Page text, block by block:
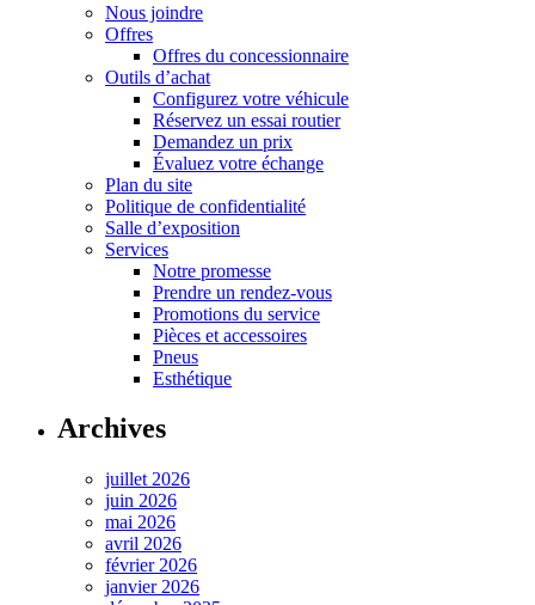
Nous joindre
Offres
Offres du concessionnaire
Outils d’achat
Configurez votre véhicule
Réservez un essai routier
Demandez un prix
Évaluez votre échange
Plan du site
Politique de confidentialité
Salle d’exposition
Services
Notre promesse
Prendre un rendez-vous
Promotions du service
Pièces et accessoires
Pneus
Esthétique
Archives
juillet 2026
juin 2026
mai 2026
avril 2026
février 2026
janvier 2026